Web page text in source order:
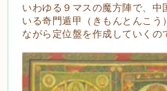
いわゆる９マスの魔方陣で、中
いる奇門遁甲（きもんとんこう
ながら定位盤を作成していくの